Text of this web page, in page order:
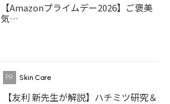
【Amazonプライムデー2026】ご褒美
気…
Skin Care
【友利 新先生が解説】ハチミツ研究＆